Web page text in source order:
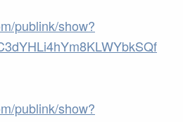
publink/show?
publink/show?